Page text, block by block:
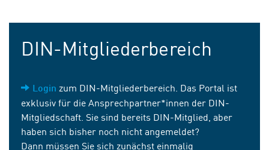
DIN-Mitgliederbereich
Login zum DIN-Mitgliederbereich. Das Portal ist
exklusiv für die Ansprechpartner*innen der DIN-
Mitgliedschaft. Sie sind bereits DIN-Mitglied, aber
haben sich bisher noch nicht angemeldet?
Dann müssen Sie sich zunächst einmalig